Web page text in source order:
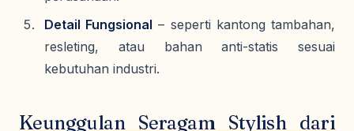
Detail Fungsional – seperti kantong tambahan,
resleting, atau bahan anti-statis sesuai
kebutuhan industri.
Keunggulan Seragam Stylish dari